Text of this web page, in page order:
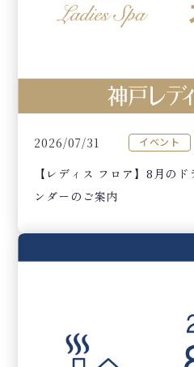
2026/07/31 イベント
【レディス フロア】8月の
ンダーのご案内